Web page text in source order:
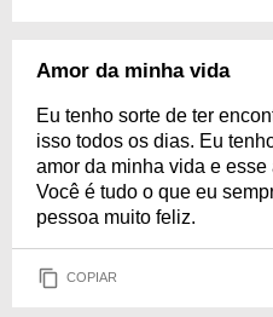
Amor da minha vida
Eu tenho sorte de ter
isso todos os dias. Eu
amor da minha vida e
Você é tudo o que eu
pessoa muito feliz.
COPIAR